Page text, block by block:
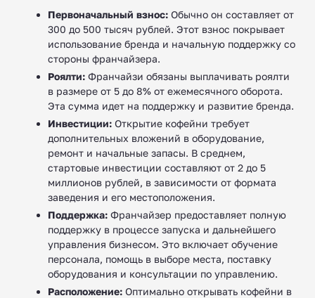
Первоначальный взнос: Обычно он составляет от
300 до 500 тысяч рублей. Этот взнос покрывает
использование бренда и начальную поддержку со
стороны франчайзера.
Роялти: Франчайзи обязаны выплачивать роялти
в размере от 5 до 8% от ежемесячного оборота.
Эта сумма идет на поддержку и развитие бренда.
Инвестиции: Открытие кофейни требует
дополнительных вложений в оборудование,
ремонт и начальные запасы. В среднем,
стартовые инвестиции составляют от 2 до 5
миллионов рублей, в зависимости от формата
заведения и его местоположения.
Поддержка: Франчайзер предоставляет полную
поддержку в процессе запуска и дальнейшего
управления бизнесом. Это включает обучение
персонала, помощь в выборе места, поставку
оборудования и консультации по управлению.
Расположение: Оптимально открывать кофейни в